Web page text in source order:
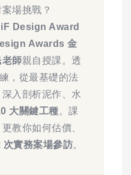
場挑戰？
Design Award
Awards 金
師親自授課。透
，從最基礎的法
入剖析泥作、水
大關鍵工種。課
教你如何估價、
次實務案場參訪。